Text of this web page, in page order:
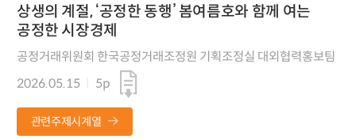
상생의 계절, ‘공정한 동행’ 봄여름호와 함께 여는
공정한 시장경제
공정거래위원회 한국공정거래조정원 기획조정실 대외협력홍보팀
2026.05.15
5p
관련주제시계열